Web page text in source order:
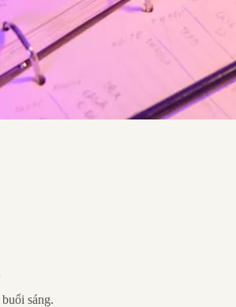
sáng.